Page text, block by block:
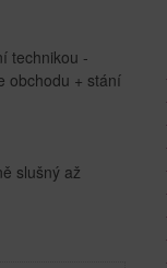
technikou -
obchodu + stání
slušný až